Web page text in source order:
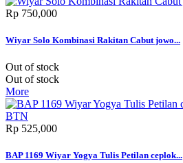
Rp‎ 750,000
Wiyar Solo Kombinasi Rakitan Cabut jowo...
Out of stock
Out of stock
More
Rp‎ 525,000
BAP 1169 Wiyar Yogya Tulis Petilan ceplok...